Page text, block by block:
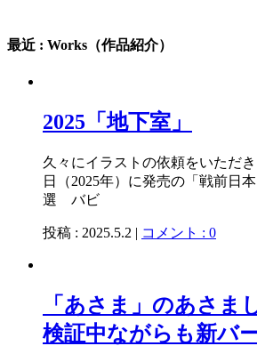
最近 : Works（作品紹介）
2025「地下室」
久々にイラストの依頼をいただ
日（2025年）に発売の「戦前日
選 バビ
投稿 : 2025.5.2 | コメント : 0
「あさま」のあさま
検証中ながらも新バ